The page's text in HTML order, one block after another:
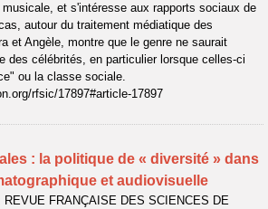
et s'intéresse aux rapports sociaux de
autour du traitement médiatique des
et Angèle, montre que le genre ne saurait
des célébrités, en particulier lorsque celles-ci
ou la classe sociale.
rfsic/17897#article-17897
: la politique de « diversité » dans
et audiovisuelle
FRANÇAISE DES SCIENCES DE